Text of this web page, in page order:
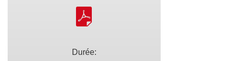
Durée: